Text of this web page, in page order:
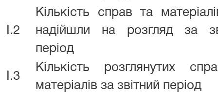
I.2
Кількість справ та
надійшли на розгляд за
період
I.3
Кількість розглянутих
матеріалів за звітний період